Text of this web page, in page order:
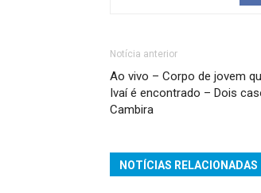
Notícia anterior
Ao vivo – Corpo de jovem
Ivaí é encontrado – Dois
Cambira
NOTÍCIAS RELACIONADAS